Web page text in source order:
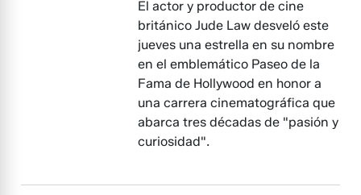
El actor y productor de cine
británico Jude Law desveló este
jueves una estrella en su nombre
en el emblemático Paseo de la
Fama de Hollywood en honor a
una carrera cinematográfica que
abarca tres décadas de "pasión y
curiosidad".